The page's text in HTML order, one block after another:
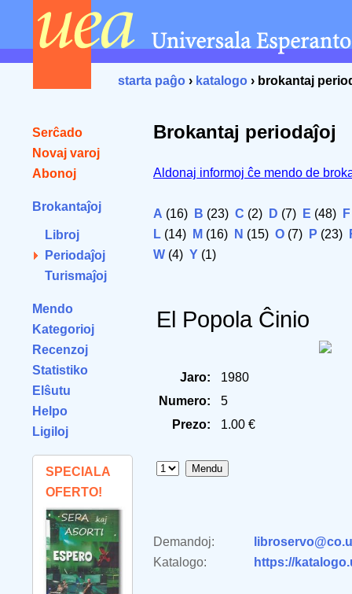
starta paĝo › katalogo › brokantaj
Serĉado
Novaj varoj
Abonoj
Brokantaĵoj
Libroj
Periodaĵoj
Turismaĵoj
Mendo
Kategorioj
Recenzoj
Statistiko
Elŝutu
Helpo
Ligiloj
SPECIALA
OFERTO!
Brokantaj periodaĵoj
Aldonaj informoj ĉe mendo de
A (16) B (23) C (2) D (7) E (48) F
L (14) M (16) N (15) O (7) P (23)
W (4) Y (1)
El Popola Ĉinio
Jaro:
1980
Numero:
5
Prezo:
1.00 €
Demandoj:
Katalogo:
https://